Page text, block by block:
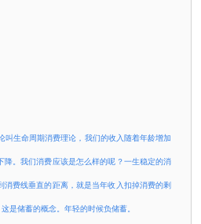
叫生命周期消费理论，我们的收入随着年龄增加
。我们消费应该是怎么样的呢？一生稳定的消
费线垂直的距离，就是当年收入扣掉消费的剩
是储蓄的概念。年轻的时候负储蓄。